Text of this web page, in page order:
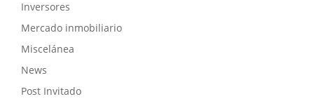
Inversores
Mercado inmobiliario
Miscelánea
News
Post Invitado